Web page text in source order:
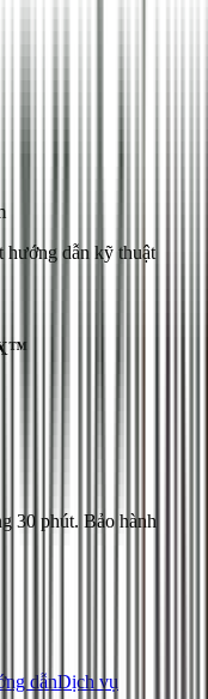
hướng dẫn kỹ thuật
30 phút. Bảo hành
dẫnDịch vụ